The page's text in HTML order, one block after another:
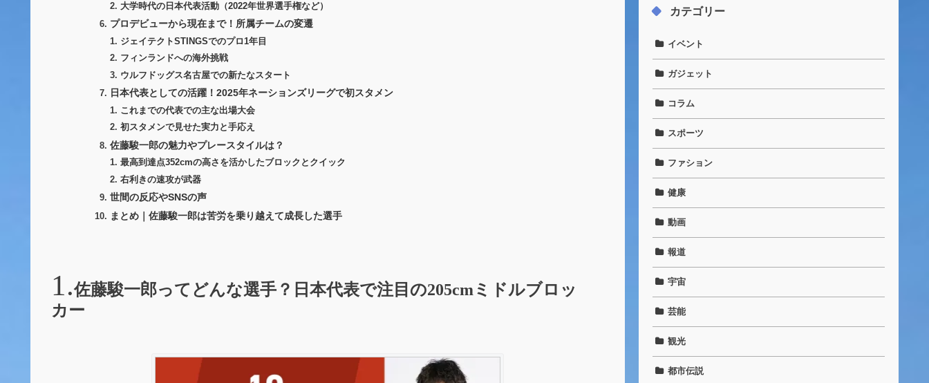
大学時代の日本代表活動（2022年世界選手権など）
プロデビューから現在まで！所属チームの変遷
ジェイテクトSTINGSでのプロ1年目
フィンランドへの海外挑戦
ウルフドッグス名古屋での新たなスタート
日本代表としての活躍！2025年ネーションズリーグで初スタメン
これまでの代表での主な出場大会
初スタメンで見せた実力と手応え
佐藤駿一郎の魅力やプレースタイルは？
最高到達点352cmの高さを活かしたブロックとクイック
右利きの速攻が武器
世間の反応やSNSの声
まとめ｜佐藤駿一郎は苦労を乗り越えて成長した選手
佐藤駿一郎ってどんな選手？日本代表で注目の205cmミドルブロッ
カー
カテゴリー
イベント
ガジェット
コラム
スポーツ
ファション
健康
動画
報道
宇宙
芸能
観光
都市伝説